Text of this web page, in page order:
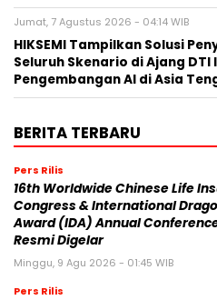
Jumat, 7 Agustus 2026 - 04:14 WIB
HIKSEMI Tampilkan Solusi
Seluruh Skenario di Ajang
Pengembangan AI di Asia
BERITA TERBARU
Pers Rilis
16th Worldwide Chinese Life
Congress & International
Award (IDA) Annual
Resmi Digelar
Minggu, 9 Agu 2026 - 01:45 WIB
Pers Rilis